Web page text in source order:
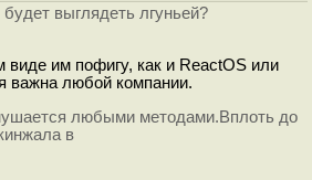
выглядеть лгуньей?
им пофигу, как и ReactOS или
важна любой компании.
любыми методами.Вплоть до
в